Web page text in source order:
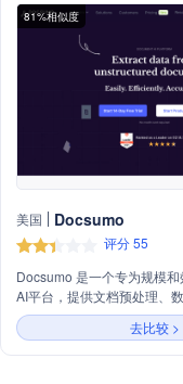
81%相似度
美国 Docsumo
评分 55
Docsumo 是一个专为规模
AI平台，提供文档预处理、
和文档分析等服务。它通过
助企业实现数字化和效率提
型和行业解决方案，包括发
去比较 >